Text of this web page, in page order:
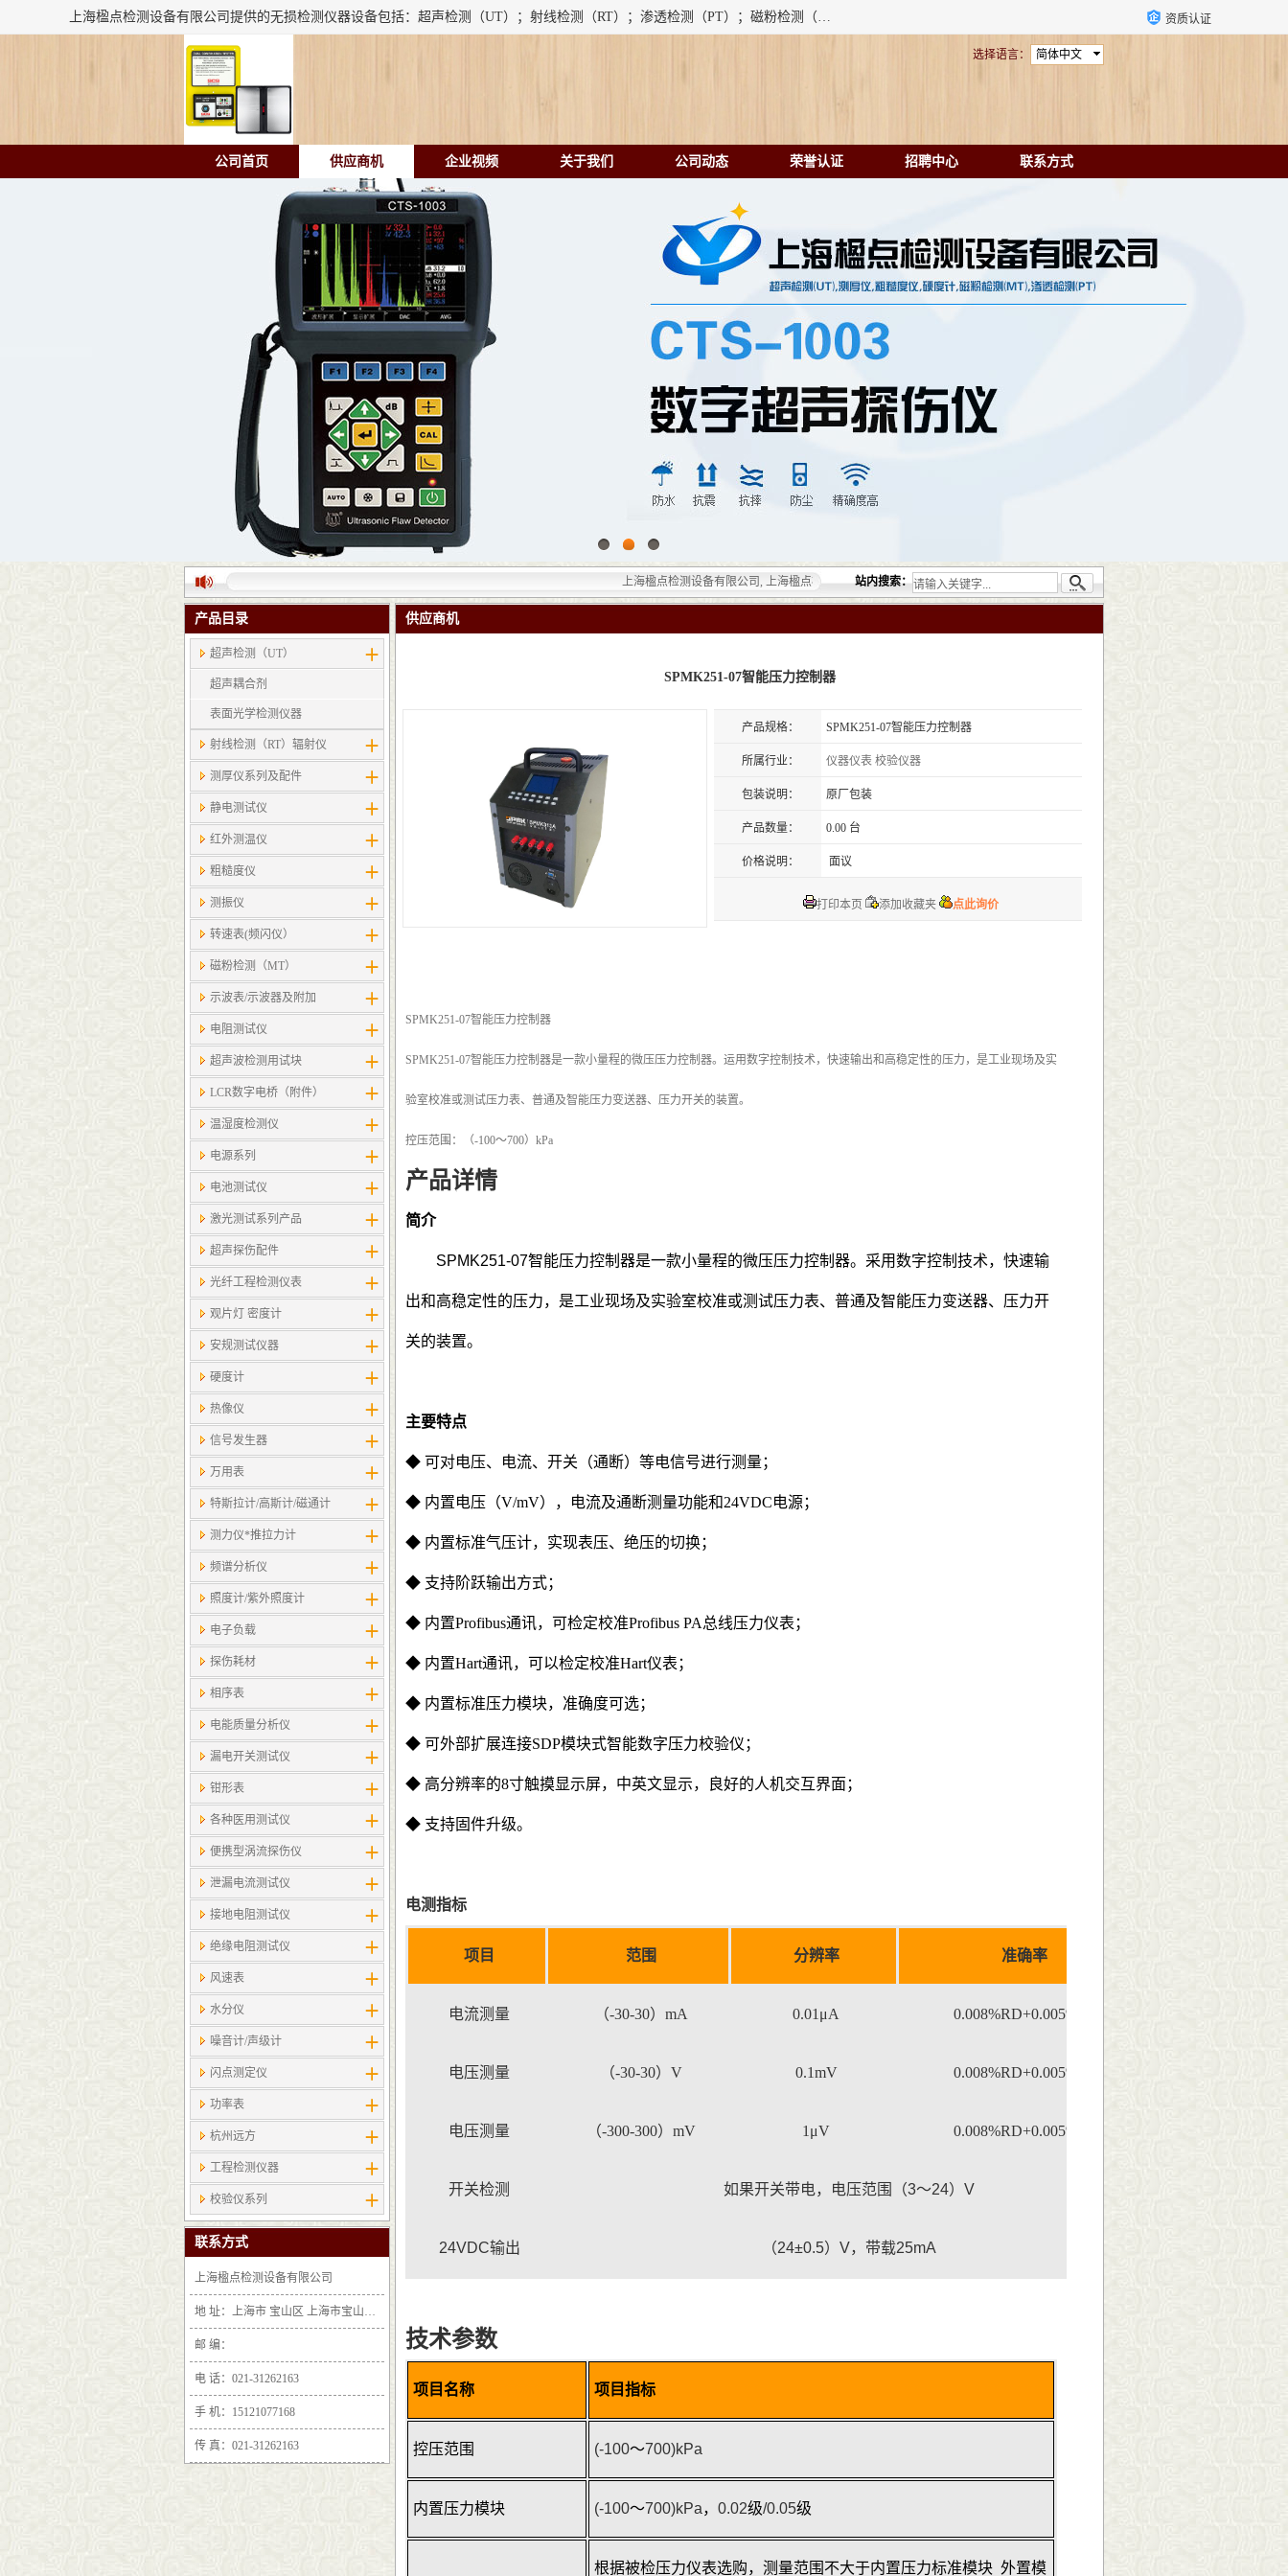
上海楹点检测设备有限公司提供的无损检测仪器设备包括：超声检测（UT）；射线检测（RT）；渗透检测（PT）；磁粉检测（MT）；涡流检测（ET）；化学用品（CH）、超声波相控阵、超声波测厚仪、超声导波、超声TOFD探伤仪、超声波探头、涡流探伤仪、涡流探头、涡流阵列、磁粉探伤机。代理以下品牌：汕超、美国GE(德国KK）、奥林巴斯（Olympus NDT）、美国磁通（Magnaflux）、DAKOTA等； 资质认证
简体中文
选择语言：
公司首页 供应商机 企业视频 关于我们 公司动态 荣誉认证 招聘中心 联系方式
上海楹点检测设备有限公司, 上海楹点检测设备有限公司提供的无损检测仪器设备包括：超声检测（UT）；射线检测（RT）；渗透检
站内搜索：
产品目录
超声检测（UT）
超声耦合剂
表面光学检测仪器
射线检测（RT）辐射仪
测厚仪系列及配件
静电测试仪
红外测温仪
粗糙度仪
测振仪
转速表(频闪仪）
磁粉检测（MT）
示波表/示波器及附加
电阻测试仪
超声波检测用试块
LCR数字电桥（附件）
温湿度检测仪
电源系列
电池测试仪
激光测试系列产品
超声探伤配件
光纤工程检测仪表
观片灯 密度计
安规测试仪器
硬度计
热像仪
信号发生器
万用表
特斯拉计/高斯计​/磁通计
测力仪*推拉力计
频谱分析仪
照度计/紫外照度计
电子负载
探伤耗材
相序表
电能质量分析仪
漏电开关测试仪
钳形表
各种医用测试仪
便携型涡流探伤仪
泄漏电流测试仪
接地电阻测试仪
绝缘电阻测试仪
风速表
水分仪
噪音计/声级计
闪点测定仪
功率表
杭州远方
工程检测仪器
校验仪系列
联系方式
上海楹点检测设备有限公司
地 址：上海市 宝山区 上海市宝山区沪太路6397号1-2层F25区1011室
邮 编：
电 话：021-31262163
手 机：15121077168
传 真：021-31262163
供应商机
SPMK251-07智能压力控制器
产品规格： SPMK251-07智能压力控制器
所属行业： 仪器仪表 校验仪器
包装说明： 原厂包装
产品数量： 0.00 台
价格说明： 面议
打印本页 添加收藏夹 点此询价
SPMK251-07智能压力控制器
SPMK251-07智能压力控制器是一款小量程的微压压力控制器。运用数字控制技术，快速输出和高稳定性的压力，是工业现场及实
验室校准或测试压力表、普通及智能压力变送器、压力开关的装置。
控压范围：（-100～700）kPa
产品详情
简介
SPMK251-07智能压力控制器是一款小量程的微压压力控制器。采用数字控制技术，快速输
出和高稳定性的压力，是工业现场及实验室校准或测试压力表、普通及智能压力变送器、压力开
关的装置。
主要特点
◆ 可对电压、电流、开关（通断）等电信号进行测量；
◆ 内置电压（V/mV），电流及通断测量功能和24VDC电源；
◆ 内置标准气压计，实现表压、绝压的切换；
◆ 支持阶跃输出方式；
◆ 内置Profibus通讯，可检定校准Profibus PA总线压力仪表；
◆ 内置Hart通讯，可以检定校准Hart仪表；
◆ 内置标准压力模块，准确度可选；
◆ 可外部扩展连接SDP模块式智能数字压力校验仪；
◆ 高分辨率的8寸触摸显示屏，中英文显示，良好的人机交互界面；
◆ 支持固件升级。
电测指标
项目 范围 分辨率 准确率
电流测量 （-30-30） mA 0.01μA 0.008%RD+0.005%FS
电压测量 （-30-30） V 0.1mV 0.008%RD+0.005%FS
电压测量 （-300-300） mV 1μV 0.008%RD+0.005%FS
开关检测 如果开关带电，电压范围（3～24）V
24VDC输出 （24±0.5）V，带载25mA
技术参数
项目名称 项目指标
控压范围 (-100～700)kPa
内置压力模块 (-100～700)kPa， 0.02级/0.05级
根据被检压力仪表选购，测量范围不大于内置压力标准模块 外置模